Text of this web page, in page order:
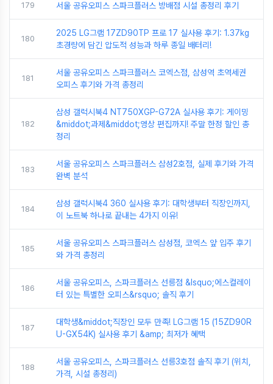
179 서울 공유오피스 스파크플러스 방배점 시설 총정리 후기
180
2025 LG그램 17ZD90TP 프로 17 실사용 후기: 1.37kg
초경량에 담긴 압도적 성능과 하루 종일 배터리!
181
서울 공유오피스 스파크플러스 코엑스점, 삼성역 초역세권
오피스 후기와 가격 총정리
182
삼성 갤럭시북4 NT750XGP-G72A 실사용 후기: 게이밍
&middot;과제&middot;영상 편집까지! 주말 한정 할인 총
정리
183
서울 공유오피스 스파크플러스 삼성2호점, 실제 후기와 가격
완벽 분석
184
삼성 갤럭시북4 360 실사용 후기: 대학생부터 직장인까지,
이 노트북 하나로 끝내는 4가지 이유!
185
서울 공유오피스 스파크플러스 삼성점, 코엑스 앞 입주 후기
와 가격 총정리
186
서울 공유오피스, 스파크플러스 선릉점 &lsquo;에스컬레이
터 있는 특별한 오피스&rsquo; 솔직 후기
187
대학생&middot;직장인 모두 만족! LG그램 15 (15ZD90R
U-GX54K) 실사용 후기 &amp; 최저가 혜택
188
서울 공유오피스, 스파크플러스 선릉3호점 솔직 후기 (위치,
가격, 시설 총정리)